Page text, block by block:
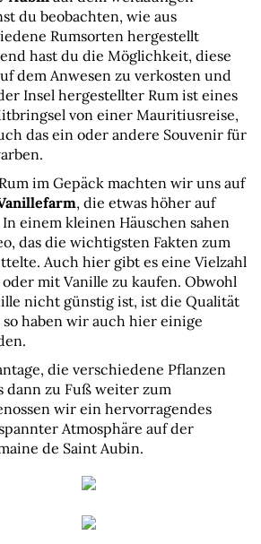
du beobachten, wie aus
Rumsorten hergestellt
hast du die Möglichkeit, diese
dem Anwesen zu verkosten und
Insel hergestellter Rum ist eines
von einer Mauritiusreise,
das ein oder andere Souvenir für
im Gepäck machten wir uns auf
, die etwas höher auf
einem kleinen Häuschen sahen
das die wichtigsten Fakten zum
Auch hier gibt es eine Vielzahl
mit Vanille zu kaufen. Obwohl
nicht günstig ist, ist die Qualität
haben wir auch hier einige
die verschiedene Pflanzen
dann zu Fuß weiter zum
wir ein hervorragendes
Atmosphäre auf der
de Saint Aubin.